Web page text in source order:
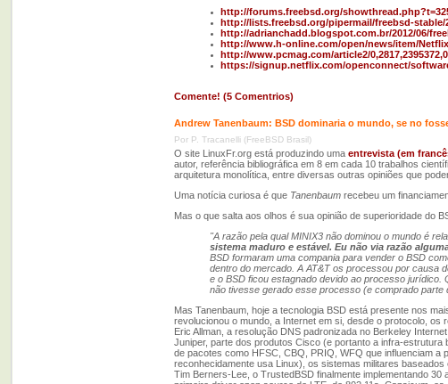
http://forums.freebsd.org/
http://lists.freebsd.org/pipermail/freebsd-stable/
http://adrianchadd.blogspot.com.br/2012/06/
http://www.h-online.com/open/news/item/
http://www.pcmag.com/article2/
https://signup.netflix.com/openconnect/
Comente! (5 Comentrios)
Andrew Tanenbaum: BSD dominaria o mundo, se no
Por P. Tracanelli (FreeBSD Brasil)
O site LinuxFr.org está produzindo uma entrevista (em
autor, referência bibliográfica em 8 em cada 10 trabalhos
arquitetura monolítica, entre diversas outras opiniões que
Uma notícia curiosa é que Tanenbaum recebeu um
Mas o que salta aos olhos é sua opinião de superioridade do
"A razão pela qual MINIX3 não dominou o mundo é
sistema maduro e estável. Eu não via razão
BSD formaram uma compania para vender o BSD
dentro do mercado. A AT&T os processou por causa
e o BSD ficou estagnado devido ao processo jurídico.
não tivesse gerado esse processo (e comprado parte
Mas Tanenbaum, hoje a tecnologia BSD está presente nos
revolucionou o mundo, a Internet em si, desde o protocolo,
Eric Allman, a resolução DNS padronizada no Berkeley
Juniper, parte dos produtos Cisco (e portanto a infra-
de pacotes como HFSC, CBQ, PRIQ, WFQ que influenciam
reconhecidamente usa Linux), os sistemas militares
Tim Berners-Lee, o TrustedBSD finalmente implementando